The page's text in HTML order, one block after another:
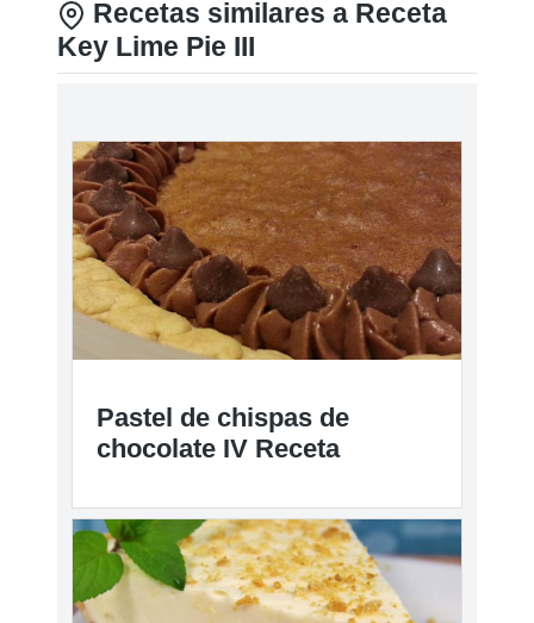
Recetas similares a Receta
Key Lime Pie III
Pastel de chispas de
chocolate IV Receta